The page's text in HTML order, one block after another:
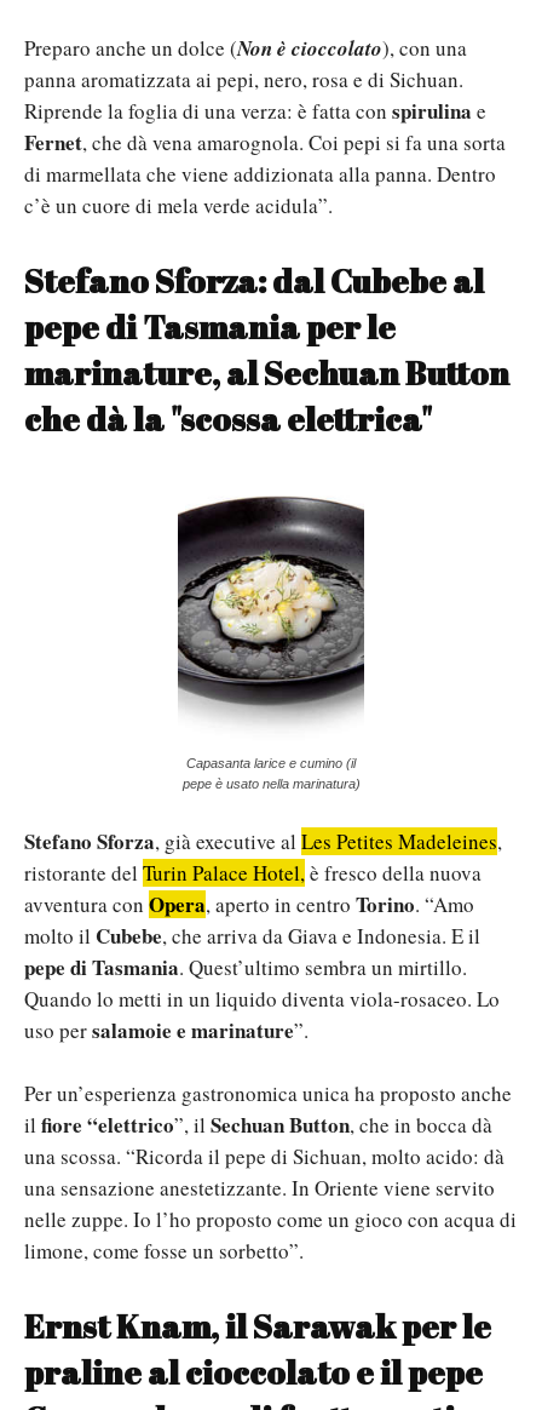
Preparo anche un dolce (Non è cioccolato), con una
panna aromatizzata ai pepi, nero, rosa e di Sichuan.
Riprende la foglia di una verza: è fatta con spirulina e
Fernet, che dà vena amarognola. Coi pepi si fa una sorta
di marmellata che viene addizionata alla panna. Dentro
c’è un cuore di mela verde acidula”.
Stefano Sforza: dal Cubebe al
pepe di Tasmania per le
marinature, al Sechuan Button
che dà la "scossa elettrica"
Capasanta larice e cumino (il
pepe è usato nella marinatura)
Stefano Sforza, già executive al Les Petites Madeleines,
ristorante del Turin Palace Hotel, è fresco della nuova
avventura con Opera, aperto in centro Torino. “Amo
molto il Cubebe, che arriva da Giava e Indonesia. E il
pepe di Tasmania. Quest’ultimo sembra un mirtillo.
Quando lo metti in un liquido diventa viola-rosaceo. Lo
uso persalamoie e marinature”.
Per un’esperienza gastronomica unica ha proposto anche
il fiore “elettrico”, il Sechuan Button, che in bocca dà
una scossa. “Ricorda il pepe di Sichuan, molto acido: dà
una sensazione anestetizzante. In Oriente viene servito
nelle zuppe. Io l’ho proposto come un gioco con acqua di
limone, come fosse un sorbetto”.
Ernst Knam, il Sarawak per le
praline al cioccolato e il pepe